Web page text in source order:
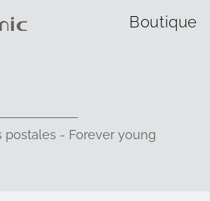
Boutique
postales - Forever young